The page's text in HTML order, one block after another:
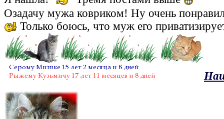
Озадачу мужа ковриком! Ну очень
Только боюсь, что муж его